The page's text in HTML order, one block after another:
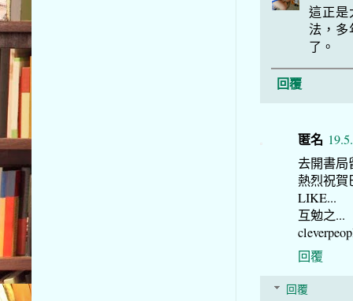
這正是
法，
了。
回覆
匿名
去開書局
熱烈祝賀
LIKE...
互勉之...
回覆
回覆